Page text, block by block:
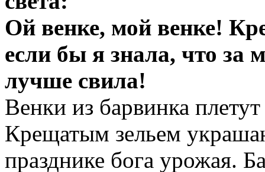
Ой венке, мой венке!
если бы я знала, что
лучше свила!
Венки из барвинка
Крещатым зельем
празднике бога урожая.